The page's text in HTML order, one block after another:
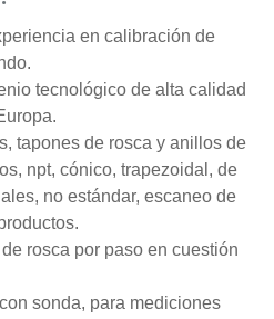
en calibración de
tecnológico de alta calidad
tapones de rosca y anillos de
npt, cónico, trapezoidal, de
no estándar, escaneo de
rosca por paso en cuestión
sonda, para mediciones